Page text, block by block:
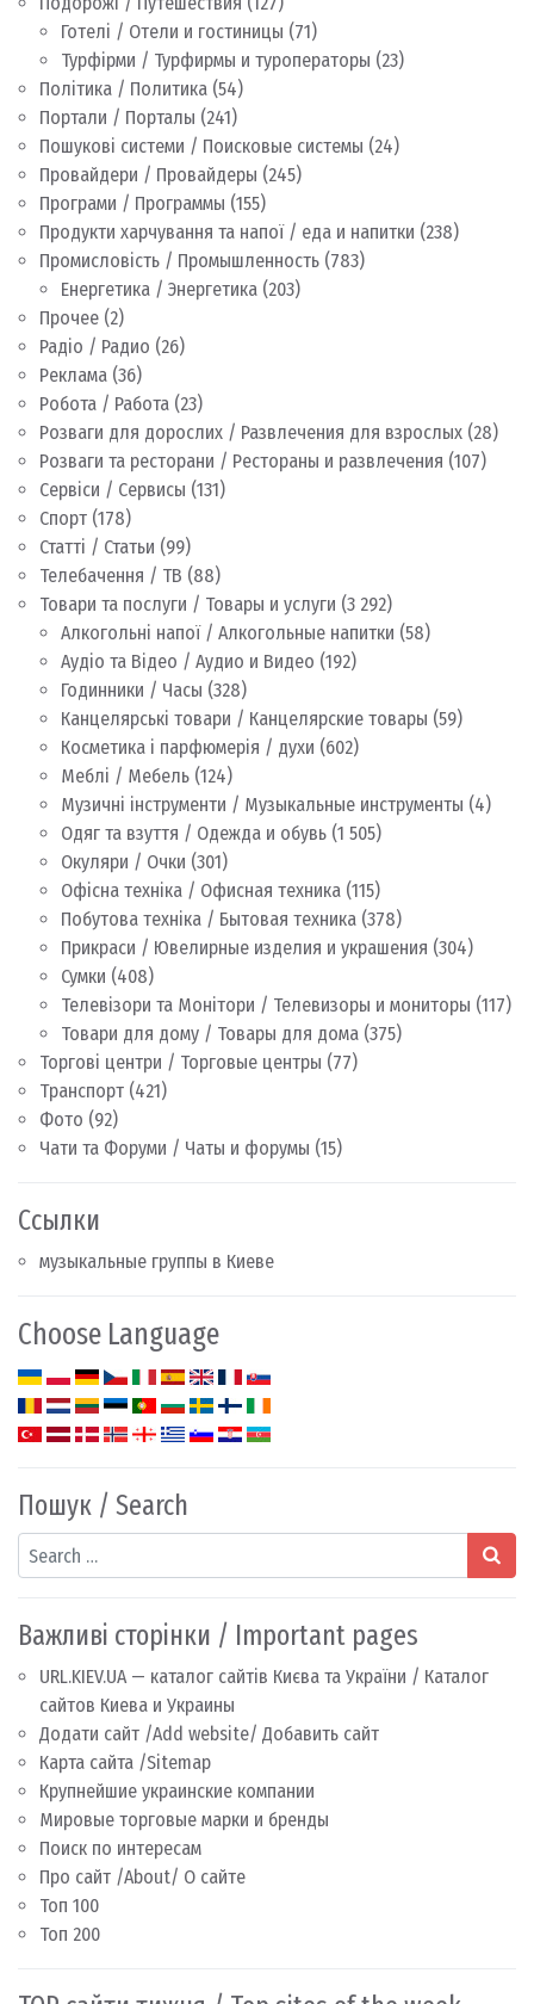
Готелі / Отели и гостиницы (71)
Турфірми / Турфирмы и туроператоры (23)
Політика / Политика (54)
Портали / Порталы (241)
Пошукові системи / Поисковые системы (24)
Провайдери / Провайдеры (245)
Програми / Программы (155)
Продукти харчування та напої / еда и напитки (238)
Промисловість / Промышленность (783)
Енергетика / Энергетика (203)
Прочее (2)
Радіо / Радио (26)
Реклама (36)
Робота / Работа (23)
Розваги для дорослих / Развлечения для взрослых (28)
Розваги та ресторани / Рестораны и развлечения (107)
Сервіси / Сервисы (131)
Спорт (178)
Статті / Статьи (99)
Телебачення / ТВ (88)
Товари та послуги / Товары и услуги (3 292)
Алкогольні напої / Алкогольные напитки (58)
Аудіо та Відео / Аудио и Видео (192)
Годинники / Часы (328)
Канцелярські товари / Канцелярские товары (59)
Косметика і парфюмерія / духи (602)
Меблі / Мебель (124)
Музичні інструменти / Музыкальные инструменты (4)
Одяг та взуття / Одежда и обувь (1 505)
Окуляри / Очки (301)
Офісна техніка / Офисная техника (115)
Побутова техніка / Бытовая техника (378)
Прикраси / Ювелирные изделия и украшения (304)
Сумки (408)
Телевізори та Монітори / Телевизоры и мониторы (117)
Товари для дому / Товары для дома (375)
Торгові центри / Торговые центры (77)
Транспорт (421)
Фото (92)
Чати та Форуми / Чаты и форумы (15)
Ссылки
музыкальные группы в Киеве
Choose Language
Пошук / Search
Search
Важливі сторінки / Important pages
URL.KIEV.UA — каталог сайтів Києва та України / Каталог
сайтов Киева и Украины
Додати сайт /Add website/ Добавить сайт
Карта сайта /Sitemap
Крупнейшие украинские компании
Мировые торговые марки и бренды
Поиск по интересам
Про сайт /About/ О сайте
Топ 100
Топ 200